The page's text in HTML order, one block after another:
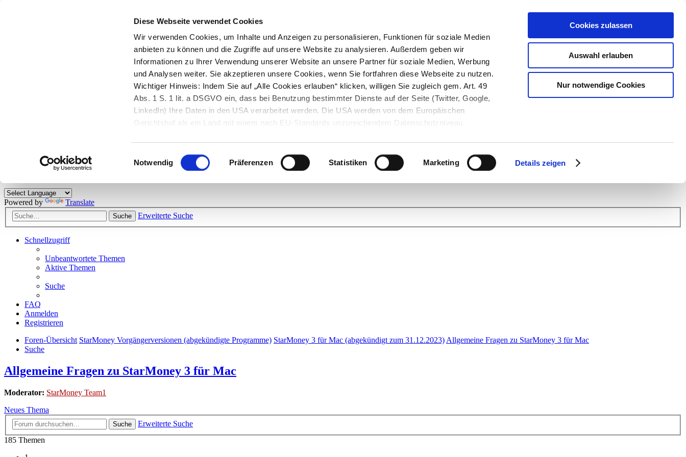
Diese Webseite verwendet Cookies
Wir verwenden Cookies, um Inhalte und Anzeigen zu personalisieren, Funktionen für soziale Medien
anbieten zu können und die Zugriffe auf unsere Website zu analysieren. Außerdem geben wir
Informationen zu Ihrer Verwendung unserer Website an unsere Partner für soziale Medien, Werbung
und Analysen weiter. Sie akzeptieren unsere Cookies, wenn Sie fortfahren diese Webseite zu nutzen.
Wichtiger Hinweis: Indem Sie auf „Alle Cookies erlauben“ klicken, willigen Sie zugleich gem. Art. 49
Abs. 1 S. 1 lit. a DSGVO ein, dass bei Benutzung bestimmter Dienste auf der Seite (Twitter, Google,
LinkedIn) Ihre Daten in den USA verarbeitet werden. Die USA werden von dem Europäischen
Gerichtshof als ein Land mit einem nach EU-Standards unzureichendem Datenschutzniveau
Einwilligungsauswahl
Notwendig Präferenzen Statistiken Marketing Details zeigen
Cookies zulassen
Auswahl erlauben
Nur notwendige Cookies
Herzlich willkommen!
Kunden viele nützliche Hilfestellungen und interessante Tipps und Tricks. Stellen Sie Ihre Fragen und helfen Sie mit Ihrem Wissen anderen weiter.
Powered by Translate
Suche Erweiterte Suche
Schnellzugriff
Unbeantwortete Themen
Aktive Themen
Suche
FAQ
Anmelden
Registrieren
Foren-Übersicht StarMoney Vorgängerversionen (abgekündigte Programme) StarMoney 3 für Mac (abgekündigt zum 31.12.2023)Allgemeine Fragen zu StarMoney 3 für Mac
Suche
Allgemeine Fragen zu StarMoney 3 für Mac
Moderator: StarMoney Team1
Neues Thema
Suche
Erweiterte Suche
185 Themen